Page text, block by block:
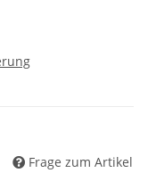
Frage zum Artikel